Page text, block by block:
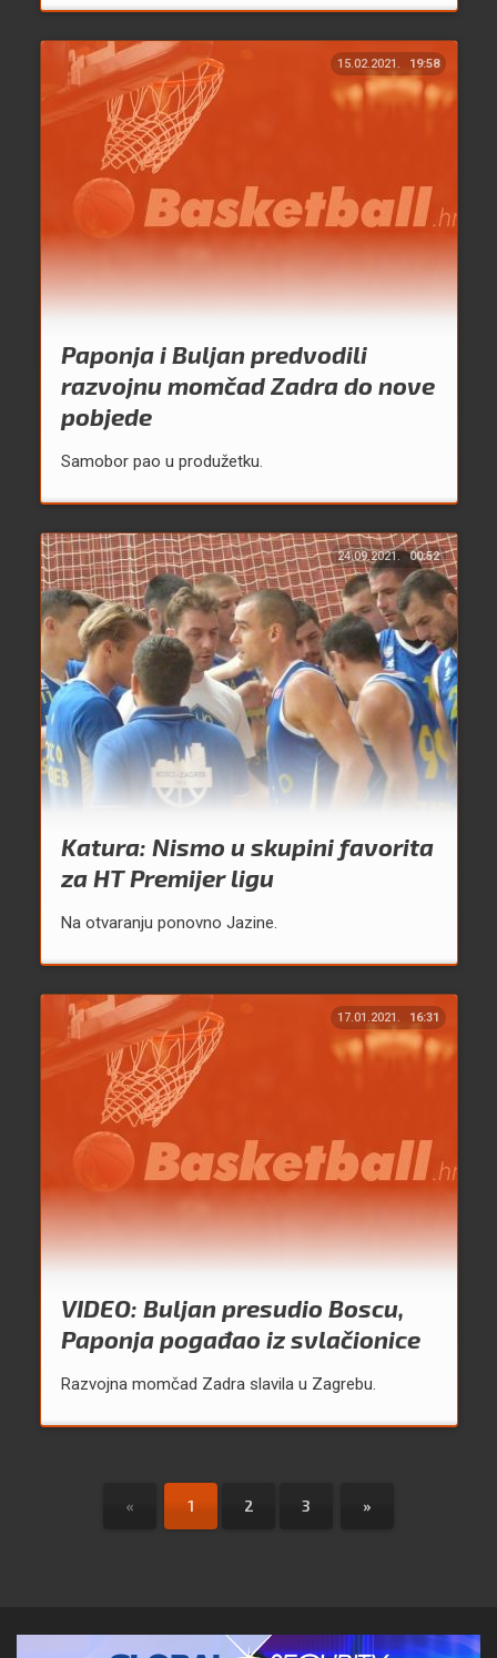
15.02.2021. 19:58
Paponja i Buljan predvodili
razvojnu momčad Zadra do nove
pobjede
Samobor pao u produžetku.
24.09.2021. 00:52
Katura: Nismo u skupini favorita
za HT Premijer ligu
Na otvaranju ponovno Jazine.
17.01.2021. 16:31
VIDEO: Buljan presudio Boscu,
Paponja pogađao iz svlačionice
Razvojna momčad Zadra slavila u Zagrebu.
« 1 2 3 »